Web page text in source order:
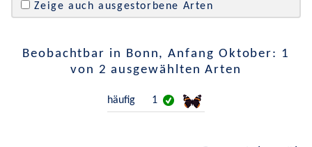
Zeige auch ausgestorbene Arten
Beobachtbar in Bonn, Anfang Oktober: 1
von 2 ausgewählten Arten
häufig 1